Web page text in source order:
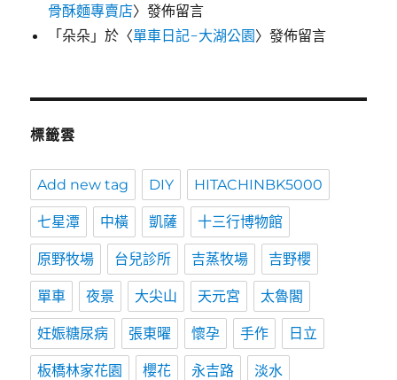
骨酥麵專賣店〉發佈留言
「朵朵 」於〈單車日記-大湖公園〉發佈留言
標籤雲
Add new tag DIY HITACHINBK5000
七星潭 中橫 凱薩 十三行博物館
原野牧場 台兒診所 吉蒸牧場 吉野櫻
單車 夜景 大尖山 天元宮 太魯閣
妊娠糖尿病 張東曜 懷孕 手作 日立
板橋林家花園 櫻花 永吉路 淡水